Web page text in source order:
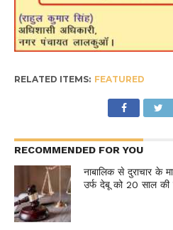
RELATED ITEMS: FEATURED
RECOMMENDED FOR YOU
नाबालिक से दुराचार के
उर्फ देबू को 20 साल की